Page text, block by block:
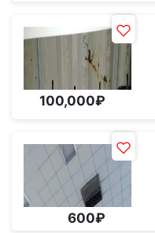
100,000₽
600₽